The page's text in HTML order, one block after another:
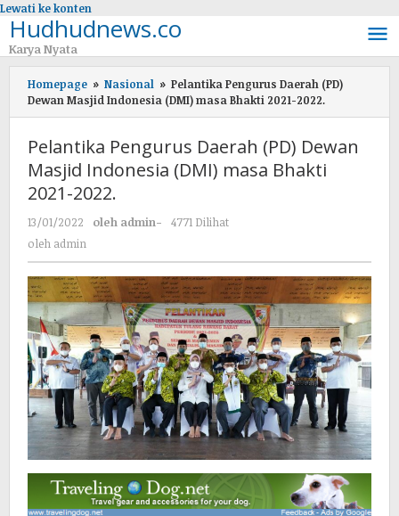
Lewati ke konten
Hudhudnews.co
Karya Nyata
Homepage » Nasional » Pelantika Pengurus Daerah (PD)
Dewan Masjid Indonesia (DMI) masa Bhakti 2021-2022.
Pelantika Pengurus Daerah (PD) Dewan
Masjid Indonesia (DMI) masa Bhakti
2021-2022.
13/01/2022 oleh admin-
4771 Dilihat
oleh admin